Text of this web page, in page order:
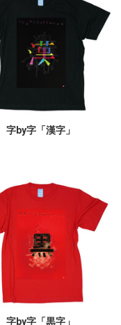
字by字「漢字」
字by字「黒字」